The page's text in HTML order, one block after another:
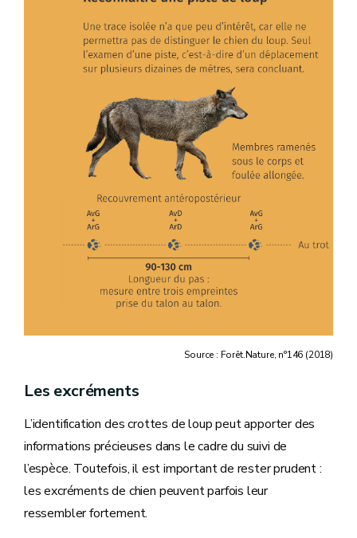
Source : Forêt.Nature, n°146 (2018)
Les excréments
L’identification des crottes de loup peut apporter des
informations précieuses dans le cadre du suivi de
l’espèce. Toutefois, il est important de rester prudent :
les excréments de chien peuvent parfois leur
ressembler fortement.